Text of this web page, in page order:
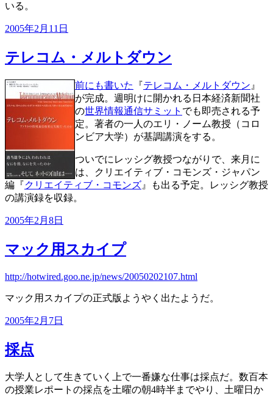
いる。
投
日:
2005年2月11日
テレコム・メルトダウン
前にも書いた 『テレコム・メルトダウン 』
が完成。週明けに開かれる日本経済新聞社
の世界情報通信サミット でも即売される予
定。著者の一人のエリ・ノーム教授（コロ
ンビア大学）が基調講演をする。
ついでにレッシグ教授つながりで、来月に
は、クリエイティブ・コモンズ・ジャパン
編『クリエイティブ・コモンズ 』も出る予定。レッシグ教授
の講演録を収録。
投
日:
2005年2月8日
マック用スカイプ
http://hotwired.goo.ne.jp/news/20050202107.html
マック用スカイプの正式版ようやく出たようだ。
投
日:
2005年2月7日
採点
大学人として生きていく上で一番嫌な仕事は採点だ。数百本
の授業レポートの採点を土曜の朝4時半までやり、土曜日か